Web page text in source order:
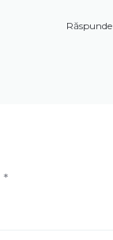
Răspunde
*